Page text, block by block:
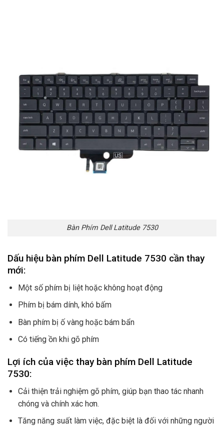
Bàn Phím Dell Latitude 7530
Dấu hiệu bàn phím Dell Latitude 7530 cần thay
mới:
Một số phím bị liệt hoặc không hoạt động
Phím bị bám dính, khó bấm
Bàn phím bị ố vàng hoặc bám bẩn
Có tiếng ồn khi gõ phím
Lợi ích của việc thay bàn phím Dell Latitude
7530:
Cải thiện trải nghiệm gõ phím, giúp bạn thao tác nhanh
chóng và chính xác hơn.
Tăng năng suất làm việc, đặc biệt là đối với những người